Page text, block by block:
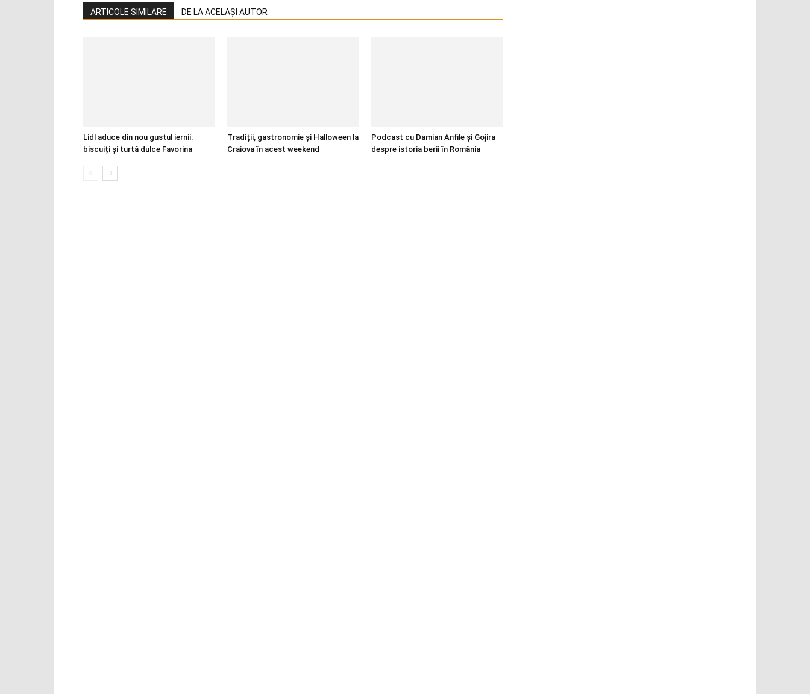
ARTICOLE SIMILARE DE LA ACELAȘI AUTOR
Lidl aduce din nou gustul iernii:
biscuiți și turtă dulce Favorina
Tradiții, gastronomie și Halloween la
Craiova în acest weekend
Podcast cu Damian Anfile și Gojira
despre istoria berii în România